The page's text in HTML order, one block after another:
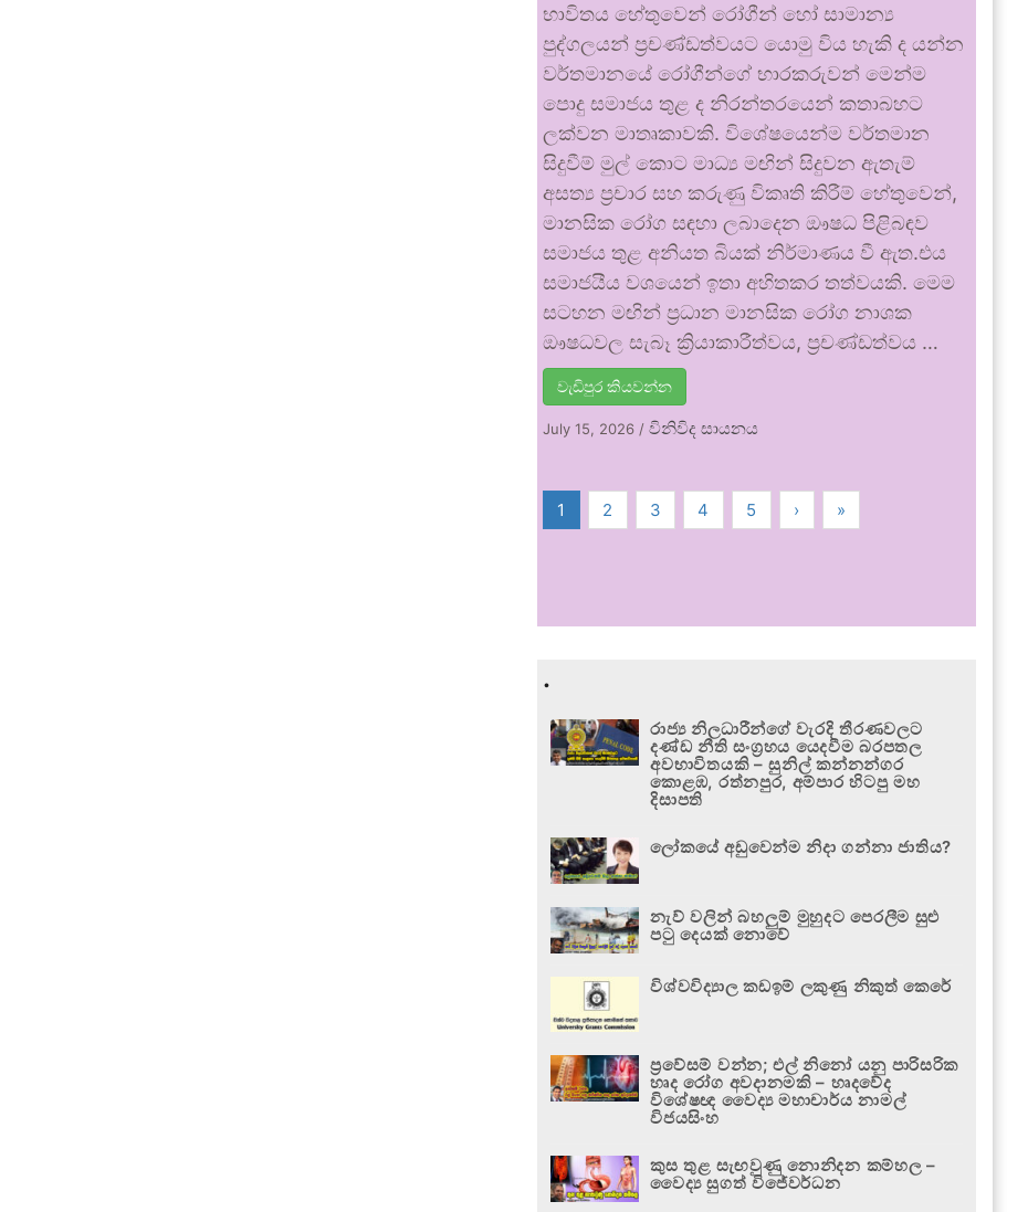
භාවිතය හේතුවෙන් රෝගීන් හෝ සාමාන්‍ය
පුද්ගලයන් ප්‍රචණ්ඩත්වයට යොමු විය හැකි ද යන්න
වර්තමානයේ රෝගීන්ගේ භාරකරුවන් මෙන්ම
පොදු සමාජය තුළ ද නිරන්තරයෙන් කතාබහට
ලක්වන මාතෘකාවකි. විශේෂයෙන්ම වර්තමාන
සිදුවීම් මුල් කොට මාධ්‍ය මඟින් සිදුවන ඇතැම්
අසත්‍ය ප්‍රචාර සහ කරුණු විකෘති කිරීම් හේතුවෙන්,
මානසික රෝග සඳහා ලබාදෙන ඖෂධ පිළිබඳව
සමාජය තුළ අනියත බියක් නිර්මාණය වී ඇත.එය
සමාජයීය වශයෙන් ඉතා අහිතකර තත්වයකි. මෙම
සටහන මඟින් ප්‍රධාන මානසික රෝග නාශක
ඖෂධවල සැබෑ ක්‍රියාකාරීත්වය, ප්‍රචණ්ඩත්වය …
වැඩිපුර කියවන්න
July 15, 2026 /විනිවිද සායනය
1 2 3 4 5 › »
.
රාජ්‍ය නිලධාරීන්ගේ වැරදි තීරණවලට
දණ්ඩ නීති සංග්‍රහය යෙදවීම බරපතල
අවභාවිතයකි – සුනිල් කන්නන්ගර
කොළඹ, රත්නපුර, අම්පාර හිටපු මහ
දිසාපති
ලෝකයේ අඩුවෙන්ම නිදා ගන්නා ජාතිය?
නැව් වලින් බහලුම් මුහුදට පෙරලීම සුළු
පටු දෙයක් නොවේ
විශ්වවිද්‍යාල කඩඉම් ලකුණු නිකුත් කෙරේ
ප්‍රවේසම් වන්න; එල් නිනෝ යනු පාරිසරික
හෘද රෝග අවදානමකි – හෘදවේද
විශේෂඥ වෛද්‍ය මහාචාර්ය නාමල්
විජයසිංහ
කුස තුළ සැඟවුණු නොනිදන කම්හල –
වෛද්‍ය සුගත් විජේවර්ධන